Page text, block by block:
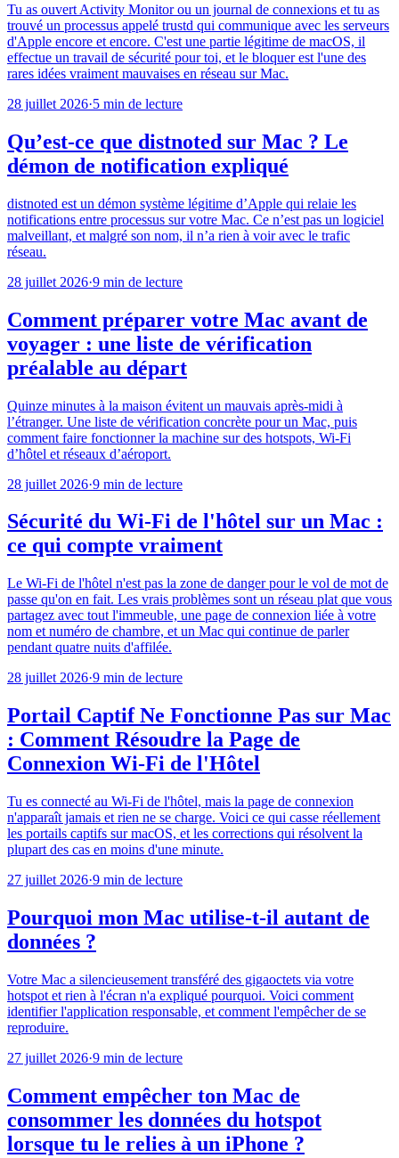
Tu as ouvert Activity Monitor ou un journal de connexions et tu as
trouvé un processus appelé trustd qui communique avec les serveurs
d'Apple encore et encore. C'est une partie légitime de macOS, il
effectue un travail de sécurité pour toi, et le bloquer est l'une des
rares idées vraiment mauvaises en réseau sur Mac.
28 juillet 2026·5 min de lecture
Qu’est-ce que distnoted sur Mac ? Le
démon de notification expliqué
distnoted est un démon système légitime d’Apple qui relaie les
notifications entre processus sur votre Mac. Ce n’est pas un logiciel
malveillant, et malgré son nom, il n’a rien à voir avec le trafic
réseau.
28 juillet 2026·9 min de lecture
Comment préparer votre Mac avant de
voyager : une liste de vérification
préalable au départ
Quinze minutes à la maison évitent un mauvais après-midi à
l’étranger. Une liste de vérification concrète pour un Mac, puis
comment faire fonctionner la machine sur des hotspots, Wi-Fi
d’hôtel et réseaux d’aéroport.
28 juillet 2026·9 min de lecture
Sécurité du Wi-Fi de l'hôtel sur un Mac :
ce qui compte vraiment
Le Wi-Fi de l'hôtel n'est pas la zone de danger pour le vol de mot de
passe qu'on en fait. Les vrais problèmes sont un réseau plat que vous
partagez avec tout l'immeuble, une page de connexion liée à votre
nom et numéro de chambre, et un Mac qui continue de parler
pendant quatre nuits d'affilée.
28 juillet 2026·9 min de lecture
Portail Captif Ne Fonctionne Pas sur Mac
: Comment Résoudre la Page de
Connexion Wi-Fi de l'Hôtel
Tu es connecté au Wi-Fi de l'hôtel, mais la page de connexion
n'apparaît jamais et rien ne se charge. Voici ce qui casse réellement
les portails captifs sur macOS, et les corrections qui résolvent la
plupart des cas en moins d'une minute.
27 juillet 2026·9 min de lecture
Pourquoi mon Mac utilise-t-il autant de
données ?
Votre Mac a silencieusement transféré des gigaoctets via votre
hotspot et rien à l'écran n'a expliqué pourquoi. Voici comment
identifier l'application responsable, et comment l'empêcher de se
reproduire.
27 juillet 2026·9 min de lecture
Comment empêcher ton Mac de
consommer les données du hotspot
lorsque tu le relies à un iPhone ?